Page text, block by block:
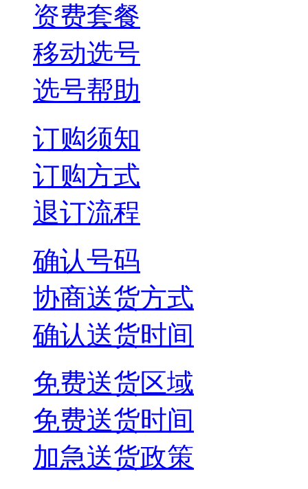
资费套餐
移动选号
选号帮助
订购须知
订购方式
退订流程
确认号码
协商送货方式
确认送货时间
免费送货区域
免费送货时间
加急送货政策